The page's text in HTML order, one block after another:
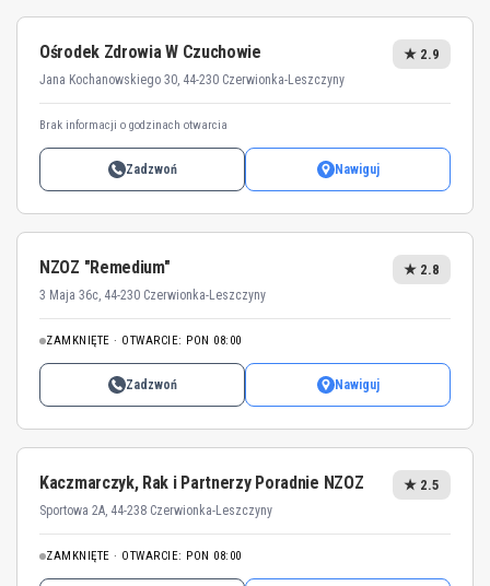
Ośrodek Zdrowia W Czuchowie
Jana Kochanowskiego 30, 44-230 Czerwionka-Leszczyny
★ 2.9
Brak informacji o godzinach otwarcia
Zadzwoń Nawiguj
NZOZ "Remedium"
3 Maja 36c, 44-230 Czerwionka-Leszczyny
★ 2.8
ZAMKNIĘTE · OTWARCIE: PON 08:00
Zadzwoń Nawiguj
Kaczmarczyk, Rak i Partnerzy Poradnie NZOZ
Sportowa 2A, 44-238 Czerwionka-Leszczyny
★ 2.5
ZAMKNIĘTE · OTWARCIE: PON 08:00